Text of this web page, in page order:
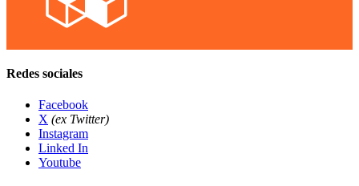
Redes sociales
Facebook
X (ex Twitter)
Instagram
Linked In
Youtube